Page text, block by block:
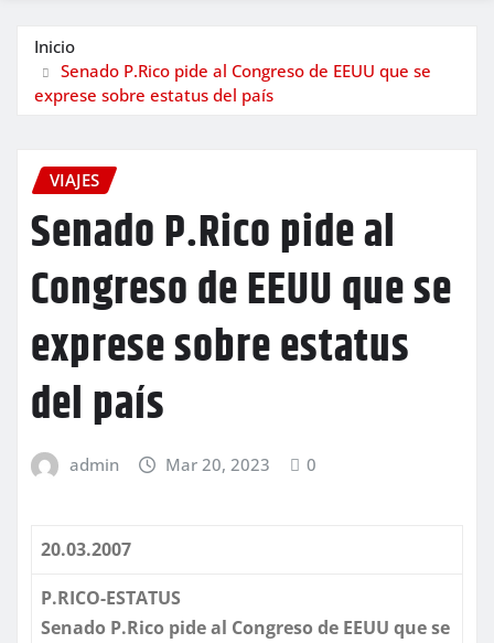
Inicio
Senado P.Rico pide al Congreso de EEUU que se
exprese sobre estatus del país
VIAJES
Senado P.Rico pide al
Congreso de EEUU que se
exprese sobre estatus
del país
admin Mar 20, 2023 0
20.03.2007
P.RICO-ESTATUS
Senado P.Rico pide al Congreso de EEUU que se